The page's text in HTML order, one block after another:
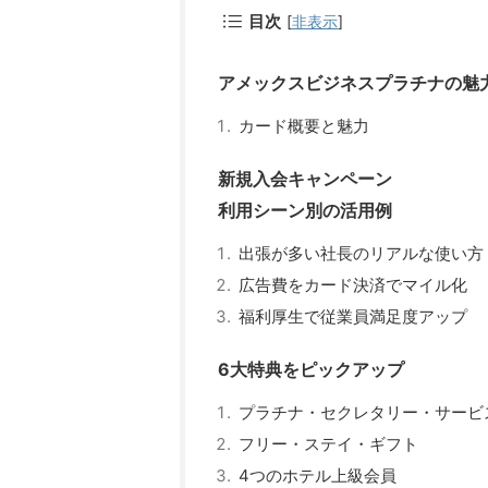
目次 [非表示]
アメックスビジネスプラチナの魅
カード概要と魅力
新規入会キャンペーン
利用シーン別の活用例
出張が多い社長のリアルな使い方
広告費をカード決済でマイル化
福利厚生で従業員満足度アップ
6大特典をピックアップ
プラチナ・セクレタリー・サービ
フリー・ステイ・ギフト
4つのホテル上級会員